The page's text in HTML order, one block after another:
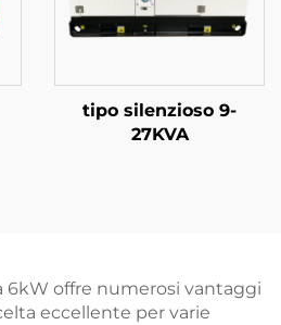
tipo silenzioso 9-
27KVA
6kW offre numerosi vantaggi
eccellente per varie